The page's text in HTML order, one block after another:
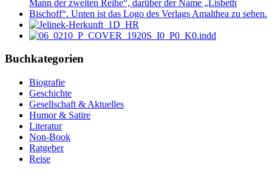
Buchkategorien
Biografie
Geschichte
Gesellschaft & Aktuelles
Humor & Satire
Literatur
Non-Book
Ratgeber
Reise